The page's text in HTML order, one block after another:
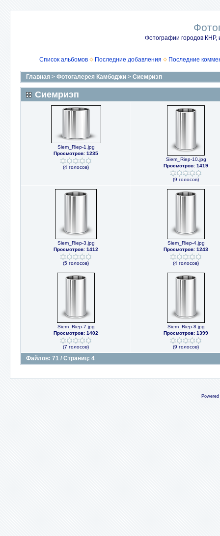
Фотографии городов КНР,
Список альбомов Последние добавления Последние
Главная > Фотогалерея Камбоджи > Сиемриэп
Сиемриэп
Siem_Riep-1.jpg
Просмотров: 1235
(4 голосов)
Siem_Riep-10.jpg
Просмотров: 1419
(9 голосов)
Siem_Riep-3.jpg
Просмотров: 1412
(5 голосов)
Siem_Riep-4.jpg
Просмотров: 1243
(4 голосов)
Siem_Riep-7.jpg
Просмотров: 1402
(7 голосов)
Siem_Riep-8.jpg
Просмотров: 1399
(9 голосов)
Файлов: 71 / Страниц: 4